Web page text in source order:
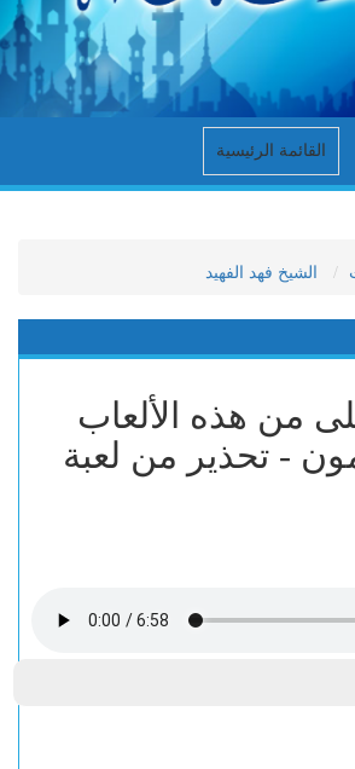
القائمة الرئيسية
الشيخ فهد الفهيد
من هذه الألعاب
- تحذير من لعبة